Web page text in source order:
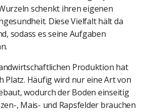
schenkt ihren eigenen
Diese Vielfalt hält da
sodass es seine Aufgaben
Produktion hat
Platz. Häufig wird nur eine Art von
wodurch der Boden einseitig
, Mais- und Rapsfelder brauchen